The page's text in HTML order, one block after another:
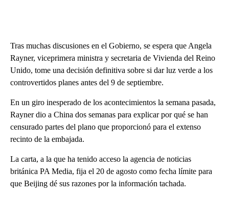
Tras muchas discusiones en el Gobierno, se espera que Angela
Rayner, viceprimera ministra y secretaria de Vivienda del Reino
Unido, tome una decisión definitiva sobre si dar luz verde a los
controvertidos planes antes del 9 de septiembre.
En un giro inesperado de los acontecimientos la semana pasada,
Rayner dio a China dos semanas para explicar por qué se han
censurado partes del plano que proporcionó para el extenso
recinto de la embajada.
La carta, a la que ha tenido acceso la agencia de noticias
británica PA Media, fija el 20 de agosto como fecha límite para
que Beijing dé sus razones por la información tachada.